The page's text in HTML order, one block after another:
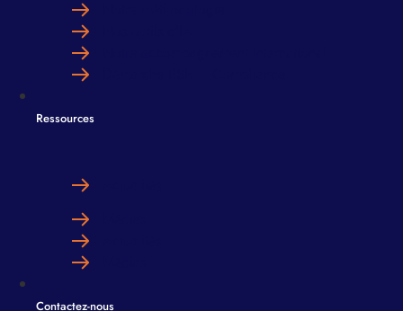
Ressources
Contactez-nous